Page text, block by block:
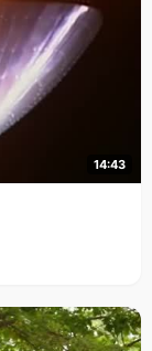
14:43